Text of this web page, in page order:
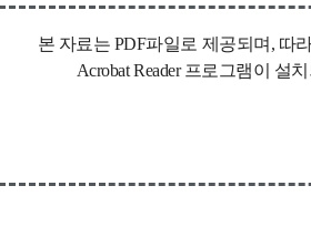
본 자료는 PDF파일로 제공되며, 따
Acrobat Reader 프로그램이